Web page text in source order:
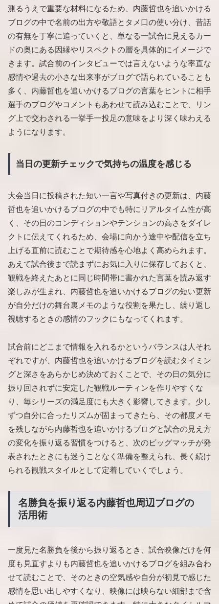
測るうえで重要な材料になるため、内藤哲也を追いかける
ブログの中で名前の出方や敬語とタメ口の使い分け、昔話
の有無を丁寧に追っていくと、単なる一試合に見えるカー
ドの奥にある因縁やリスペクトの層を具体的にイメージで
きます。試合前のインタビューでは言えないような率直な
感情や過去の小さな出来事がブログで語られていることも
多く、内藤哲也を追いかけるブログの言葉をヒントに相手
選手のブログやコメントもあわせて読み込むことで、リン
グ上で交わされる一挙手一投足の意味をより深く味わえる
ようになります。
当日の更新チェックで気持ちの温度を感じる
大会当日に投稿された短い一言や写真付きの更新は、内藤
哲也を追いかけるブログの中でも特にリアルタイム性が高
く、その日のコンディションやテンションの高さをダイレ
クトに伝えてくれるため、会場に向かう途中や配信を立ち
上げる直前に読むことで期待感を心地よく高められます。
あえて試合後まで読まずにお気に入りに保存しておくと、
観戦を終えたあとに同じ時間帯に書かれた言葉を読み返す
楽しみが生まれ、内藤哲也を追いかけるブログの短い更新
が自分だけの舞台裏メモのような役割を果たし、繰り返し
視聴するときの感情のフックにもなってくれます。
試合前にどこまで情報を入れるかというバランスは人それ
ぞれですが、内藤哲也を追いかけるブログを読むタイミン
グと深さをあらかじめ決めておくことで、その日の気分に
振り回されずに安定した観戦ルーティンを作りやすくな
り、毎シリーズの満足度にも大きく影響してきます。少し
ずつ自分に合ったリズムが固まってきたら、その都度メモ
を残しながら内藤哲也を追いかけるブログと試合の見え方
の変化を振り返る習慣をつけると、次のビッグマッチが発
表されたときにも迷うことなく準備を整えられ、長く続け
られる観戦スタイルとして定着していくでしょう。
名勝負を振り返る内藤哲也周辺ブログの
活用術
一度見た名勝負を後から振り返るとき、試合映像だけを何
度も見直すよりも内藤哲也を追いかけるブログを組み合わ
せて読むことで、そのときの空気感や自分が初見で感じた
感情を思い出しやすくなり、映像には映らない細部まで含